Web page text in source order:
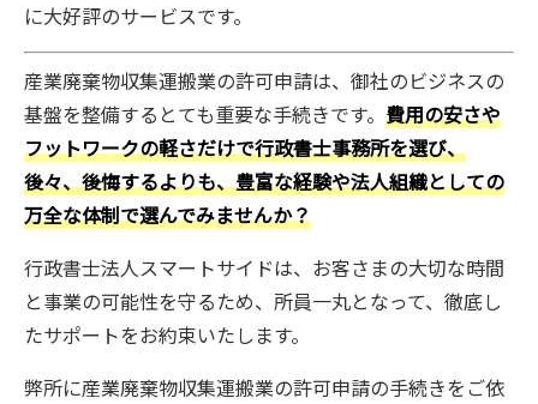
に大好評のサービスです。
産業廃棄物収集運搬業の許可申請は、御社のビジネスの
基盤を整備するとても重要な手続きです。 費用の安さや
フットワークの軽さだけで行政書士事務所を選び、
後々、後悔するよりも、豊富な経験や法人組織としての
万全な体制で選んでみませんか？
行政書士法人スマートサイドは、お客さまの大切な時間
と事業の可能性を守るため、所員一丸となって、徹底し
たサポートをお約束いたします。
弊所に産業廃棄物収集運搬業の許可申請の手続きをご依